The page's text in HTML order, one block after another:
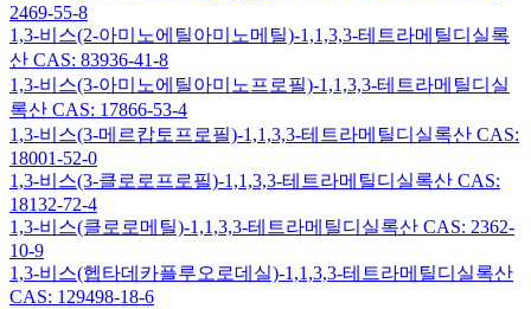
2469-55-8
1,3-비스(2-아미노에틸아미노메틸)-1,1,3,3-테트라메틸디실록
산 CAS: 83936-41-8
1,3-비스(3-아미노에틸아미노프로필)-1,1,3,3-테트라메틸디실
록산 CAS: 17866-53-4
1,3-비스(3-메르캅토프로필)-1,1,3,3-테트라메틸디실록산 CAS:
18001-52-0
1,3-비스(3-클로로프로필)-1,1,3,3-테트라메틸디실록산 CAS:
18132-72-4
1,3-비스(클로로메틸)-1,1,3,3-테트라메틸디실록산 CAS: 2362-
10-9
1,3-비스(헵타데카플루오로데실)-1,1,3,3-테트라메틸디실록산
CAS: 129498-18-6